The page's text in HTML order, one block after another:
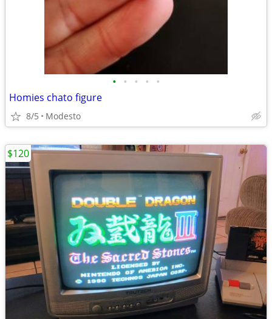
• • • • •
Homies chato figure
8/5 Modesto
$120